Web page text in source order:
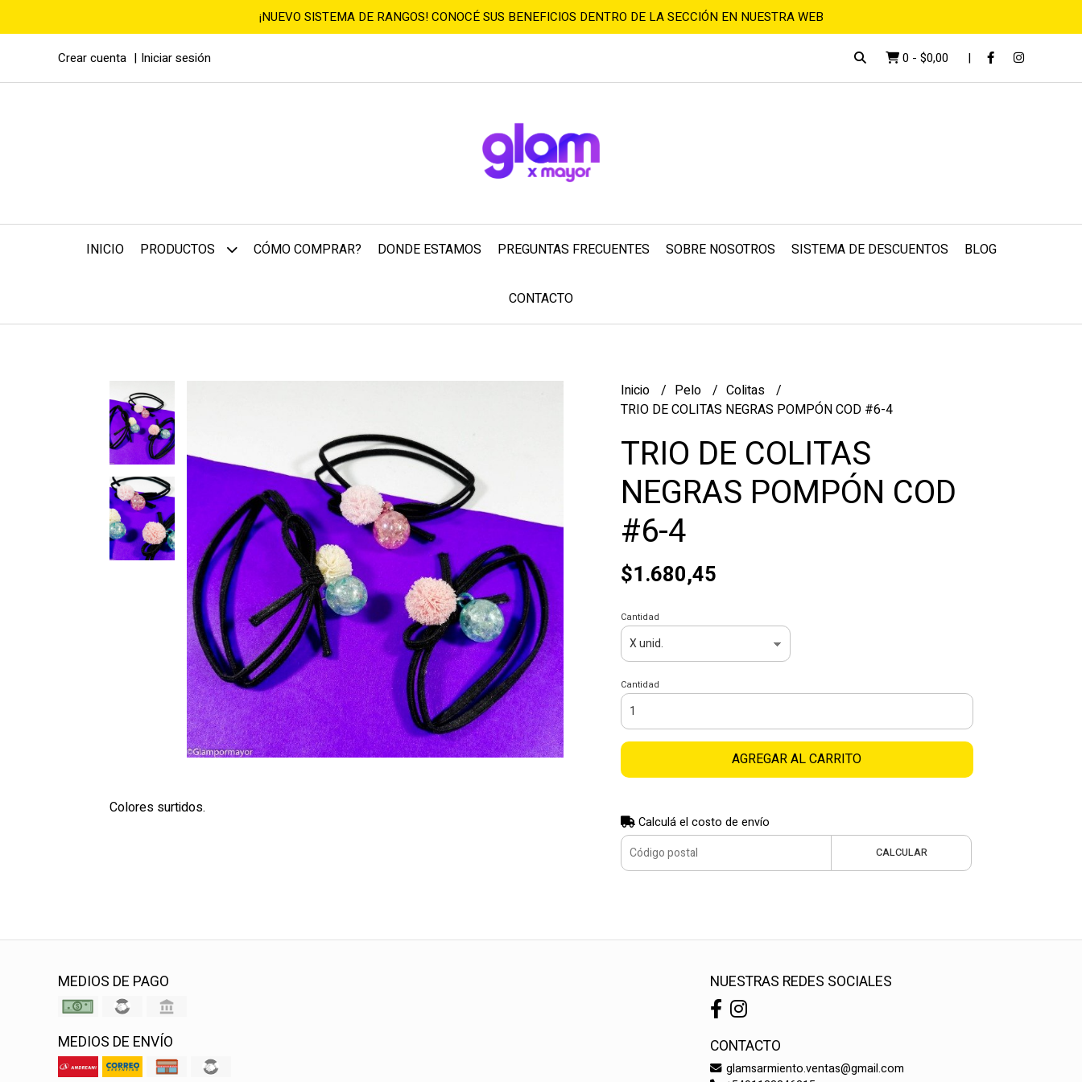
¡NUEVO SISTEMA DE RANGOS! CONOCÉ SUS BENEFICIOS DENTRO DE LA SECCIÓN EN NUESTRA WEB
Crear cuenta Iniciar sesión 0 - $0,00
INICIO PRODUCTOS CÓMO COMPRAR? DONDE ESTAMOS PREGUNTAS FRECUENTES SOBRE NOSOTROS SISTEMA DE DESCUENTOS BLOG
CONTACTO
Colores surtidos.
Inicio Pelo
Colitas
TRIO DE COLITAS NEGRAS POMPÓN COD #6-4
TRIO DE COLITAS
NEGRAS POMPÓN COD
#6-4
$1.680,45
Cantidad
Cantidad
AGREGAR AL CARRITO
Calculá el costo de envío
CALCULAR
MEDIOS DE PAGO
MEDIOS DE ENVÍO
NUESTRAS REDES SOCIALES
CONTACTO
glamsarmiento.ventas@gmail.com